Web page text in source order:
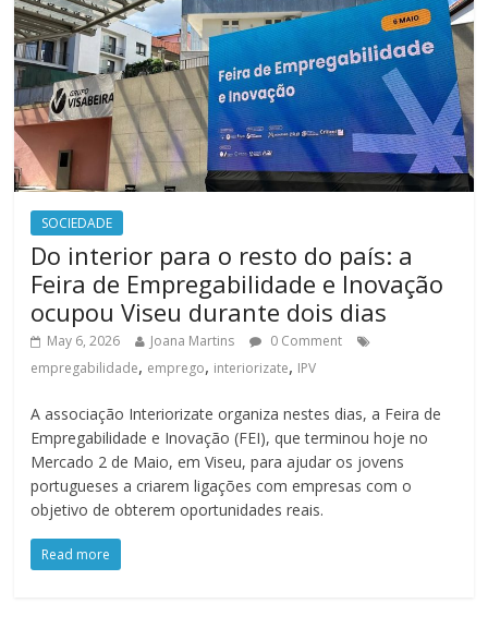
SOCIEDADE
Do interior para o resto do país: a
Feira de Empregabilidade e Inovação
ocupou Viseu durante dois dias
May 6, 2026 Joana Martins
0 Comment
empregabilidade, emprego, interiorizate, IPV
A associação Interiorizate organiza nestes dias, a Feira de
Empregabilidade e Inovação (FEI), que terminou hoje no
Mercado 2 de Maio, em Viseu, para ajudar os jovens
portugueses a criarem ligações com empresas com o
objetivo de obterem oportunidades reais.
Read more